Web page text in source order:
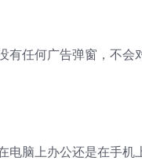
有任何广告弹窗，不
脑上办公还是在手机